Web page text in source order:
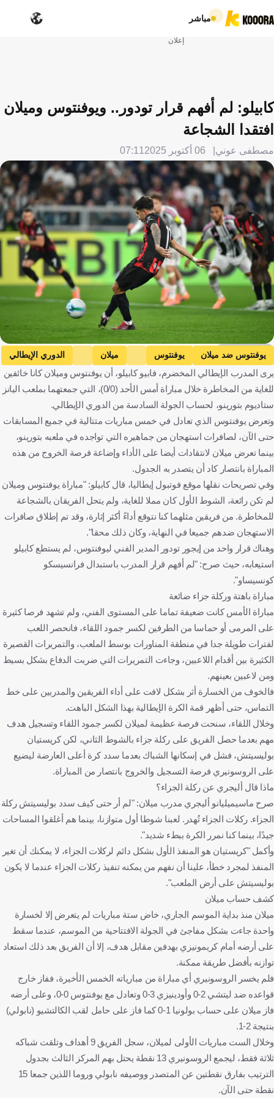
مباشر
إعلان
كابيلو: لم أفهم قرار تودور.. ويوفنتوس وميلان
افتقدا الشجاعة
مصطفى عوني 06 أكتوبر 2025 07:11
Getty Images
يوفنتوس ضد ميلان يوفنتوس ميلان
الدوري الإيطالي
إيطاليا
كرة قدم
يرى المدرب الإيطالي المخضرم، فابيو كابيلو، أن يوفنتوس وميلان كانا خائفين
للغاية من المخاطرة خلال مباراة أمس الأحد (0/0)، التي جمعتهما بملعب اليانز
ستاديوم بتورينو، لحساب الجولة السادسة من الدوري الإيطالي.
وتعرض يوفنتوس الذي تعادل في خمس مباريات متتالية في جميع المسابقات
حتى الآن، لصافرات استهجان من جماهيره التي تواجده في ملعبه بتورينو،
بينما تعرض ميلان لانتقادات أيضا على الأداء وإضاعة فرصة الخروج من هذه
المباراة بانتصار كاد أن يتصدر به الجدول.
وفي تصريحات نقلها موقع فوتبول إيطاليا، قال كابيلو: "مباراة يوفنتوس وميلان
لم تكن رائعة، الشوط الأول كان مملا للغاية، ولم يتحل الفريقان بالشجاعة
للمخاطرة. من فريقين مثلهما كنا نتوقع أداءً أكثر إثارة، وقد تم إطلاق صافرات
الاستهجان ضدهم جميعا في النهاية، وكان ذلك محقا".
وهناك قرار واحد من إيجور تودور المدير الفني ليوفنتوس، لم يستطع كابيلو
استيعابه، حيث صرح: "لم أفهم قرار المدرب باستبدال فرانسيسكو
كونسيساو".
مباراة باهتة وركلة جزاء ضائعة
مباراة الأمس كانت ضعيفة تماما على المستوى الفني، ولم تشهد فرصا كثيرة
على المرمى أو حماسا من الطرفين لكسر جمود اللقاء، فانحصر اللعب
لفترات طويلة جدا في منطقة المناورات بوسط الملعب، والتمريرات القصيرة
الكثيرة بين أقدام اللاعبين، وجاءت التمريرات التي ضربت الدفاع بشكل بسيط
ومن لاعبين بعينهم.
فالخوف من الخسارة أثر بشكل لافت على أداء الفريقين والمدربين على خط
التماس، حتى أظهر قمة الكرة الإيطالية بهذا الشكل الباهت.
وخلال اللقاء، سنحت فرصة عظيمة لميلان لكسر جمود اللقاء وتسجيل هدف
مهم بعدما حصل الفريق على ركلة جزاء بالشوط الثاني، لكن كريستيان
بوليسيتش، فشل في إسكانها الشباك بعدما سدد كرة أعلى العارضة ليضيع
على الروسونيري فرصة التسجيل والخروج بانتصار من المباراة.
ماذا قال أليجري عن ركلة الجزاء؟
صرح ماسيميليانو أليجري مدرب ميلان: "لم أر حتى كيف سدد بوليسيتش ركلة
الجزاء. ركلات الجزاء تُهدر. لعبنا شوطا أول متوازنا، بينما هم أغلقوا المساحات
جيدًا، بينما كنا نمرر الكرة ببطء شديد".
وأكمل "كريستيان هو المنفذ الأول بشكل دائم لركلات الجزاء، لا يمكنك أن تغير
المنفذ لمجرد خطأ، علينا أن نفهم من يمكنه تنفيذ ركلات الجزاء عندما لا يكون
بوليسيتش على أرض الملعب".
كشف حساب ميلان
ميلان منذ بداية الموسم الجاري، خاض ستة مباريات لم يتعرض إلا لخسارة
واحدة جاءت بشكل مفاجئ في الجولة الافتتاحية من الموسم، عندما سقط
على أرضه أمام كريمونيزي بهدفين مقابل هدف، إلا أن الفريق بعد ذلك استعاد
توازنه بأفضل طريقة ممكنة.
فلم يخسر الروسونيري أي مباراة من مبارياته الخمس الأخيرة، ففاز خارج
قواعده ضد ليتشي 2-0 وأودينيزي 3-0 وتعادل مع يوفنتوس 0-0، وعلى أرضه
فاز ميلان على حساب بولونيا 1-0 كما فاز على حامل لقب الكالتشيو (نابولي)
بنتيجة 2-1.
وخلال الست مباريات الأولى لميلان، سجل الفريق 9 أهداف وتلقت شباكه
ثلاثة فقط، ليجمع الروسونيري 13 نقطة يحتل بهم المركز الثالث بجدول
الترتيب بفارق نقطتين عن المتصدر ووصيفه نابولي وروما اللذين جمعا 15
نقطة حتى الآن.